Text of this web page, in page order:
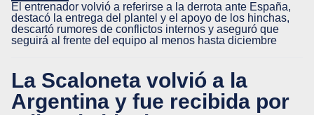
El entrenador volvió a referirse a la derrota ante España,
destacó la entrega del plantel y el apoyo de los hinchas,
descartó rumores de conflictos internos y aseguró que
seguirá al frente del equipo al menos hasta diciembre
La Scaloneta volvió a la
Argentina y fue recibida por